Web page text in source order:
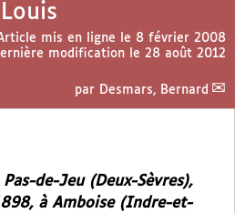
mis en ligne le 8 février 2008
modification le 28 août 2012
par Desmars, Bernard
de-Jeu (Deux-Sèvres),
à Amboise (Indre-et-